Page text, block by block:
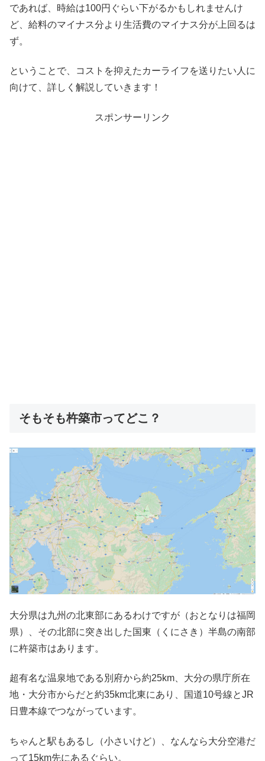
であれば、時給は100円ぐらい下がるかもしれませんけ
ど、給料のマイナス分より生活費のマイナス分が上回るは
ず。
ということで、コストを抑えたカーライフを送りたい人に
向けて、詳しく解説していきます！
スポンサーリンク
そもそも杵築市ってどこ？
大分県は九州の北東部にあるわけですが（おとなりは福岡
県）、その北部に突き出した国東（くにさき）半島の南部
に杵築市はあります。
超有名な温泉地である別府から約25km、大分の県庁所在
地・大分市からだと約35km北東にあり、国道10号線とJR
日豊本線でつながっています。
ちゃんと駅もあるし（小さいけど）、なんなら大分空港だ
って15km先にあるぐらい。